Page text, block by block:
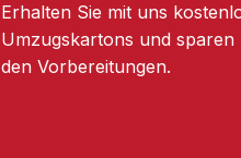
Erhalten Sie mit uns
Umzugskartons und sparen
den Vorbereitungen.